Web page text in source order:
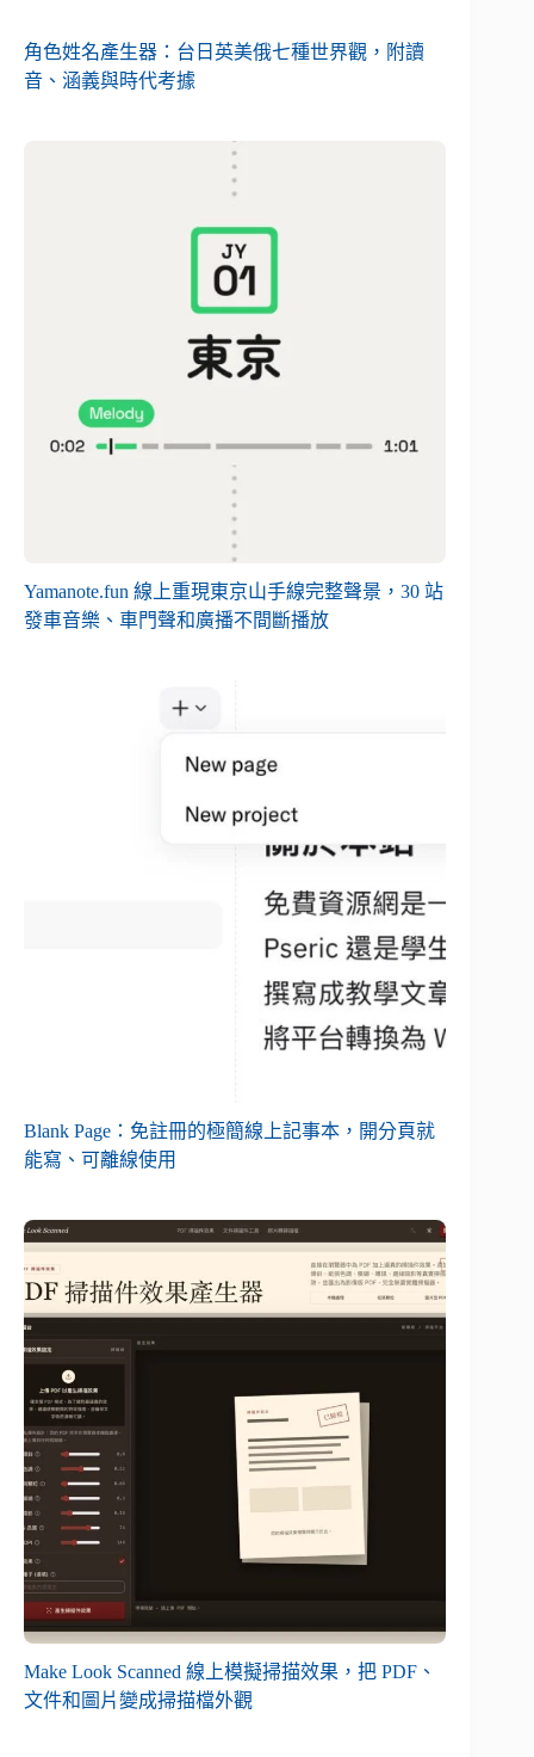
角色姓名產生器：台日英美俄七種世界觀，附讀
音、涵義與時代考據
Yamanote.fun 線上重現東京山手線完整聲景，30 站
發車音樂、車門聲和廣播不間斷播放
Blank Page：免註冊的極簡線上記事本，開分頁就
能寫、可離線使用
Make Look Scanned 線上模擬掃描效果，把 PDF、
文件和圖片變成掃描檔外觀